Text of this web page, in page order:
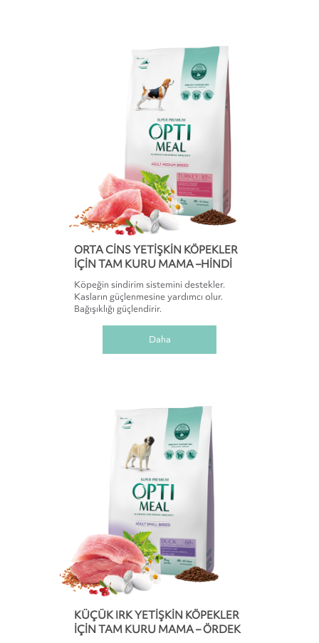
ORTA CINS YETIŞKIN KÖPEKLER
IÇIN TAM KURU MAMA –HINDI
Köpeğin sindirim sistemini destekler.
Kasların güçlenmesine yardımcı olur.
Bağışıklığı güçlendirir.
Daha
KÜÇÜK IRK YETIŞKIN KÖPEKLER
IÇIN TAM KURU MAMA – ÖRDEK